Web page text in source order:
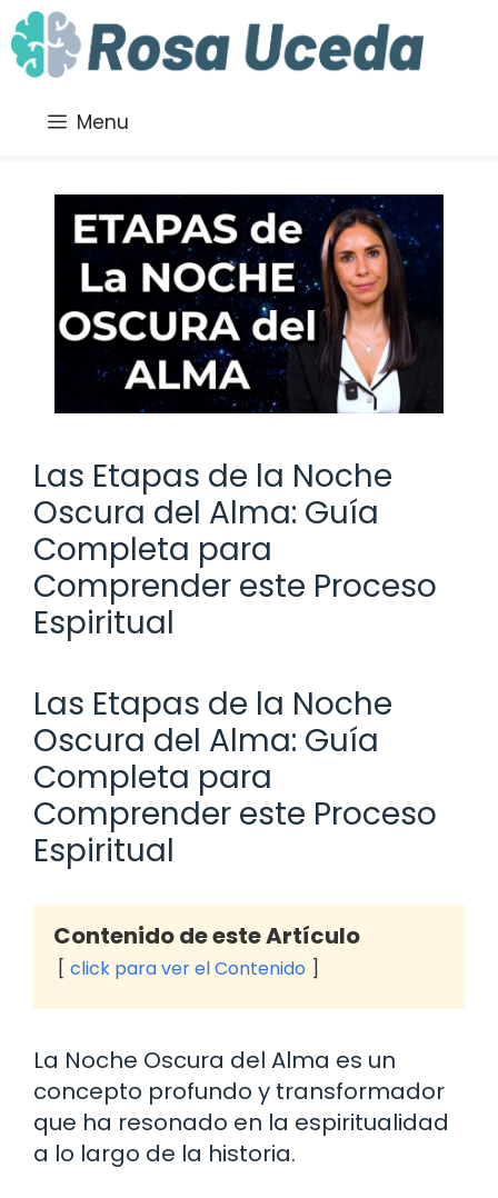
Saltar
al
contenido
Menu
Las Etapas de la Noche
Oscura del Alma: Guía
Completa para
Comprender este Proceso
Espiritual
Las Etapas de la Noche
Oscura del Alma: Guía
Completa para
Comprender este Proceso
Espiritual
Contenido de este Artículo
click para ver el Contenido
La Noche Oscura del Alma es un
concepto profundo y transformador
que ha resonado en la espiritualidad
a lo largo de la historia.